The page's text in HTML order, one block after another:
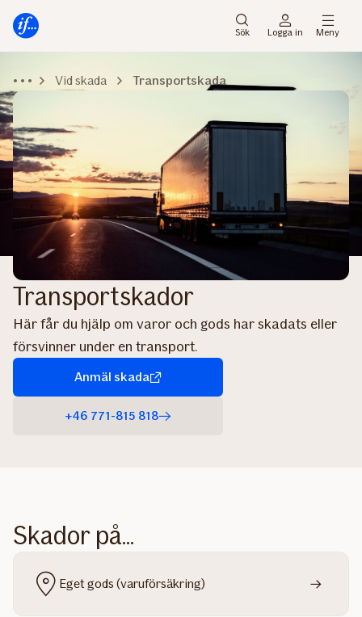
direkt
huvudmenyn
direkt
innehåll
Sök Logga in Meny
Vid skada Transportskada
Transportskador
Här får du hjälp om varor och gods har skadats eller
försvinner under en transport.
Anmäl skada
+46 771-815 818
Skador på...
Eget gods (varuförsäkring)